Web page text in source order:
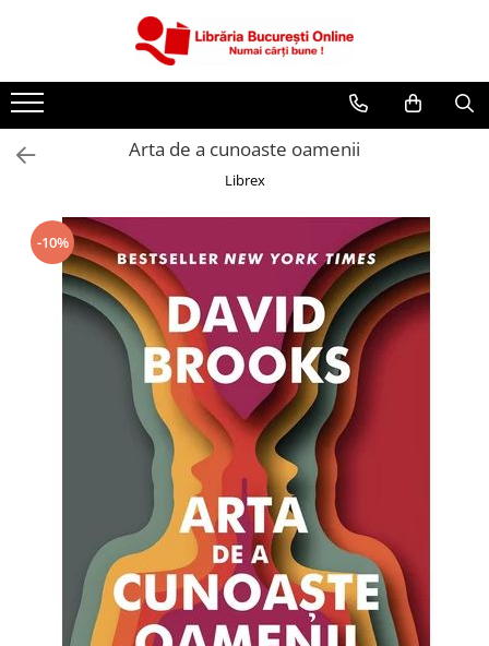
Artă și Enciclopedii
Beletristică
Cărți pentru copii
Cărți pentru tineri
Creșterea copilului
Dezvoltare Personală
Diete și Fitness
Familie și Cuplu
Hobby și Divertisment
Istorie și Conspirații
Manuale și Dicționare
Medicină și Sănătate
Practic. Casă și Grădina
Psihologie
Arta de a cunoaste oamenii
Librex
-10%